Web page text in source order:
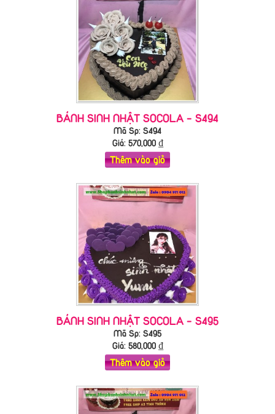
BÁNH SINH NHẬT SOCOLA - S494
Mã Sp: S494
Giá: 570,000₫
Thêm vào giỏ
BÁNH SINH NHẬT SOCOLA - S495
Mã Sp: S495
Giá: 580,000₫
Thêm vào giỏ